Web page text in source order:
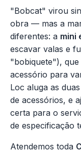
"Bobcat" virou
obra — mas a
diferentes: a mini
escavar valas e
"bobiquete"),
acessório para
Loc aluga as
de acessórios, e
certa para o
de especificação
Atendemos toda